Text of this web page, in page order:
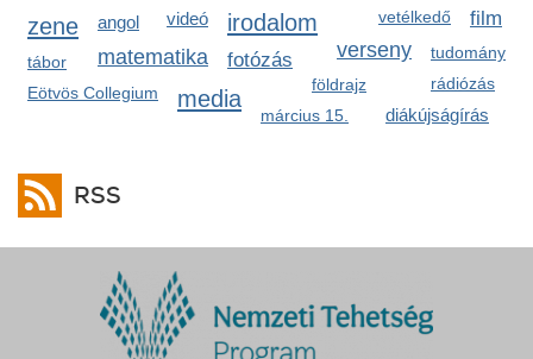
vetélkedő film
videó irodalom
zene
verseny
angol
matematika tudomány
fotózás
tábor
rádiózás
földrajz
Eötvös Collegium media
diákújságírás
március 15.
RSS